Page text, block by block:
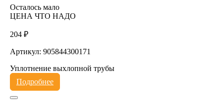
Осталось мало
ЦЕНА ЧТО НАДО
204 ₽
Артикул: 905844300171
Уплотнение выхлопной трубы
Подробнее